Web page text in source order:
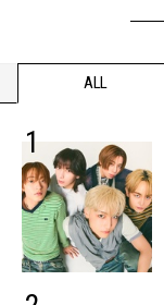
ALL